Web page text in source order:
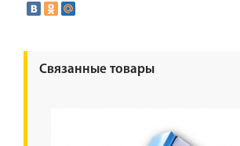
Связанные товары